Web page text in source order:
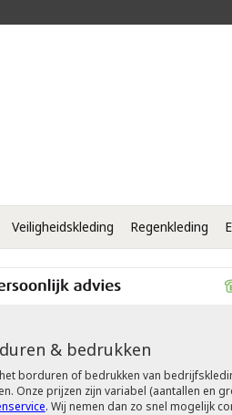
Veiligheidskleding Regenkleding
& bedrukken
borduren of bedrukken van
Onze prijzen zijn variabel (aantallen en
. Wij nemen dan zo snel mogelijk